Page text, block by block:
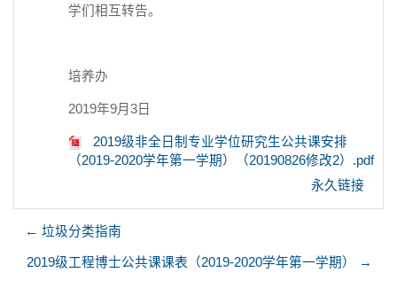
学们相互转告。
培养办
2019年9月3日
2019级非全日制专业学位研究生公共课安排
（2019-2020学年第一学期）（20190826修改2）.pdf
永久链接
← 垃圾分类指南
2019级工程博士公共课课表（2019-2020学年第一学期） →